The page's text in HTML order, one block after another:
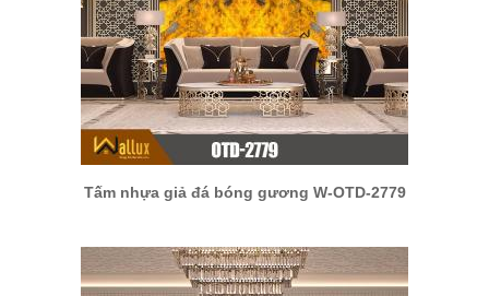
Tấm nhựa giả đá bóng gương W-OTD-2779